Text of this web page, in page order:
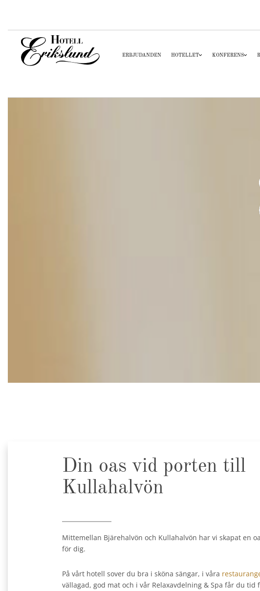
ERBJUDANDEN HOTELLET KONFERENS
Din oas vid porten till
Kullahalvön
Mittemellan Bjärehalvön och Kullahalvön har vi skapat en
för dig.
På vårt hotell sover du bra i sköna sängar, i våra
vällagad, god mat och i vår Relaxavdelning & Spa får du tid